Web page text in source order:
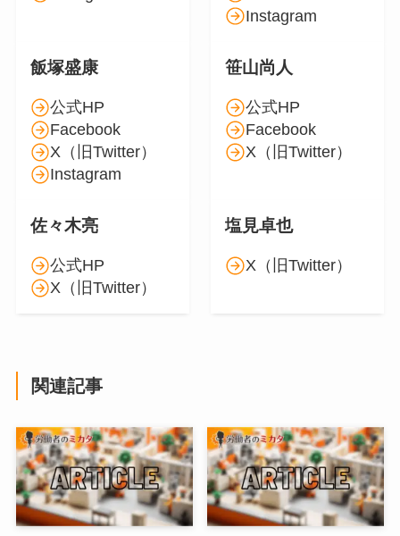
Instagram
飯塚盛康
公式HP
Facebook
X（旧Twitter）
Instagram
笹山尚人
公式HP
Facebook
X（旧Twitter）
佐々木亮
公式HP
X（旧Twitter）
塩見卓也
X（旧Twitter）
関連記事